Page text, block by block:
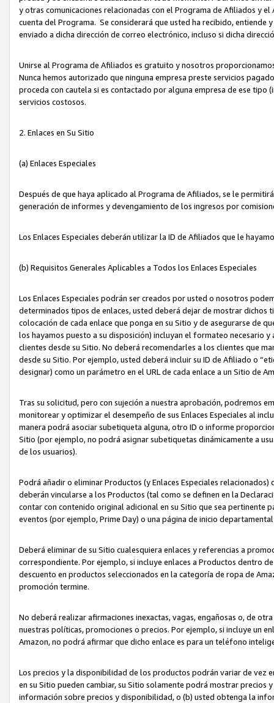
y otras comunicaciones relacionadas con el Programa de Afiliados y
cuenta del Programa. Se considerará que usted ha recibido, entiende
enviado a dicha dirección de correo electrónico, incluso si dicha
Unirse al Programa de Afiliados es gratuito y nosotros
Nunca hemos autorizado que ninguna empresa preste servicios
proceda con cautela si es contactado por alguna empresa de ese
servicios costosos.
2. Enlaces en Su Sitio
(a) Enlaces Especiales
Después de que haya aplicado al Programa de Afiliados, se le
generación de informes y devengamiento de los ingresos por
Los Enlaces Especiales deberán utilizar la ID de Afiliados que le
(b) Requisitos Generales Aplicables a Todos los Enlaces Especiales
Los Enlaces Especiales podrán ser creados por usted o nosotros
determinados tipos de enlaces, usted deberá dejar de mostrar dichos
colocación de cada enlace que ponga en su Sitio y de asegurarse de
los hayamos puesto a su disposición) incluyan el formateo necesario
clientes desde su Sitio. No deberá recomendarles a los clientes que
desde su Sitio. Por ejemplo, usted deberá incluir su ID de Afiliado o
designar) como un parámetro en el URL de cada enlace a un Sitio de
Tras su solicitud, pero con sujeción a nuestra aprobación, podremos
monitorear y optimizar el desempeño de sus Enlaces Especiales al
manera podrá asociar subetiqueta alguna, otro ID o informe
Sitio (por ejemplo, no podrá asignar subetiquetas dinámicamente a
de los usuarios).
Podrá añadir o eliminar Productos (y Enlaces Especiales
deberán vincularse a los Productos (tal como se definen en la
contar con contenido original adicional en su Sitio que sea pertinente
eventos (por ejemplo, Prime Day) o una página de inicio
Deberá eliminar de su Sitio cualesquiera enlaces y referencias a
correspondiente. Por ejemplo, si incluye enlaces a Productos dentro
descuento en productos seleccionados en la categoría de ropa de
promoción termine.
No deberá realizar afirmaciones inexactas, vagas, engañosas o, de
nuestras políticas, promociones o precios. Por ejemplo, si incluye un
Amazon, no podrá afirmar que dicho enlace es para un teléfono
Los precios y la disponibilidad de los productos podrán variar de vez
en su Sitio pueden cambiar, su Sitio solamente podrá mostrar
información sobre precios y disponibilidad, o (b) usted obtenga la